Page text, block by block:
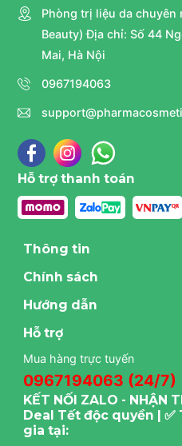
Phòng trị liệu da chuyên
Beauty) Địa chỉ: Số 44
Mai, Hà Nội
0967194063
Hỗ trợ thanh toán
Thông tin
Chính sách
Hướng dẫn
Hỗ trợ
Mua hàng trực tuyến
0967194063 (24/7)
KẾT NỐI ZALO - NHẬN
Deal Tết độc quyền | ✅
gia tại: